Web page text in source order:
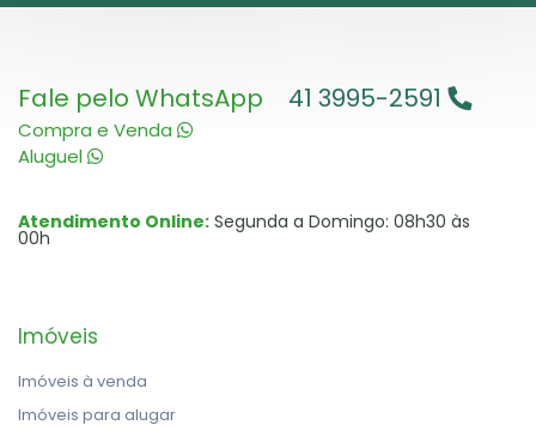
Fale pelo WhatsApp
Compra e Venda
Aluguel
41 3995-2591
Atendimento Online: Segunda a Domingo: 08h30 às
00h
Imóveis
Imóveis à venda
Imóveis para alugar